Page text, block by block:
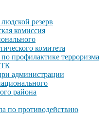
резерв
комиссия
комитета
профилактике терроризма
администрации
района
по противодействию